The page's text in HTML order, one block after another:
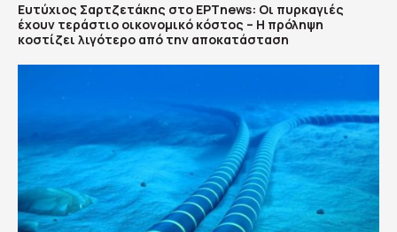
Ευτύχιος Σαρτζετάκης στο ΕΡΤnews: Οι πυρκαγιές
έχουν τεράστιο οικονομικό κόστος – Η πρόληψη
κοστίζει λιγότερο από την αποκατάσταση